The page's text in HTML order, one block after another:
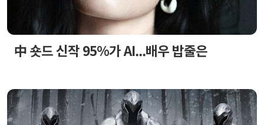
中 숏드 신작 95%가 AI...배우 밥줄은